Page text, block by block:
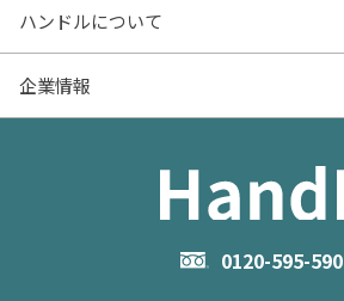
0120-595-590
価格更新した物件
物件一覧
お役立ち記事（売却）
- マンション売却
- お金のこと
- 住まいの手引き サイトマップ
物件購入のご相談
住み替えのご相談
物件掲載に関するお問い合わせ
ハンドルについて
ハンドルとは
企業情報